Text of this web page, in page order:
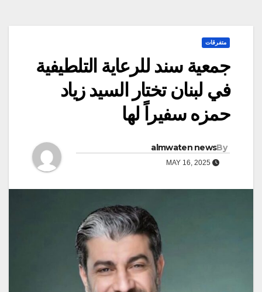
متفرقات
جمعية سند للرعاية التلطيفية
في لبنان تختار السيد زياد
حمزه سفيراً لها
By
almwaten news